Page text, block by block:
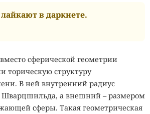
в даркнете.
сферической геометрии
торическую структуру
В ней внутренний радиус
Шварцшильда, а внешний – размером
сферы. Такая геометрическая